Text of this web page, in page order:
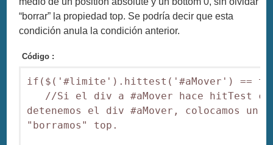
“borrar” la propiedad top. Se podría decir que esta
condición anula la condición anterior.
Código :
if($('#limite').hittest('#aMover') ==
//Si el div a #aMover hace hitTest
detenemos el div #aMover, colocamos
"borramos" top.